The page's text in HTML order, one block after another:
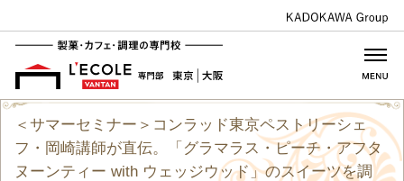
＜サマーセミナー＞コンラッド東京ペストリーシェ
フ・岡崎講師が直伝。「グラマラス・ピーチ・アフタ
ヌーンティー with ウェッジウッド」のスイーツを調